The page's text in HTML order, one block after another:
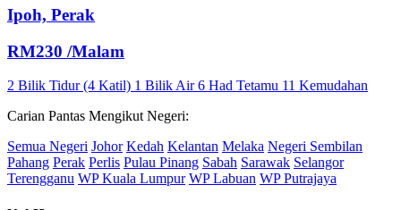
Ipoh, Perak
RM230 /Malam
2 Bilik Tidur (4 Katil) 1 Bilik Air6 Had Tetamu 11 Kemudahan
Carian Pantas Mengikut Negeri:
Semua Negeri Johor Kedah Kelantan Melaka Negeri Sembilan
Pahang Perak Perlis Pulau Pinang Sabah Sarawak Selangor
Terengganu WP Kuala Lumpur WP Labuan WP Putrajaya